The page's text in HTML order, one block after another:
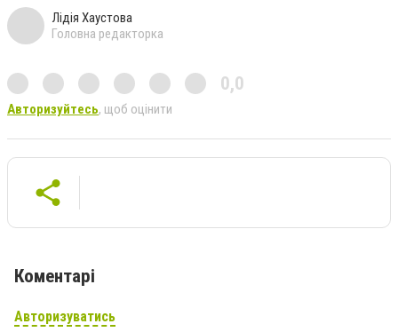
Лідія Хаустова
Головна редакторка
0,0
Авторизуйтесь, щоб оцінити
Коментарі
Авторизуватись